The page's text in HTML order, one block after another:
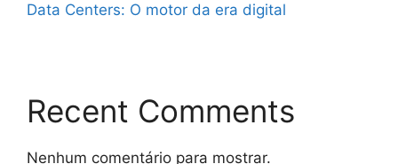
Data Centers: O motor da era digital
Recent Comments
Nenhum comentário para mostrar.